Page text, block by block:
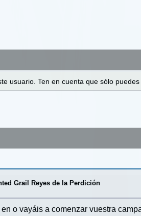
usuario. Ten en cuenta que sólo
Grail Reyes de la Perdición
o vayáis a comenzar vuestra